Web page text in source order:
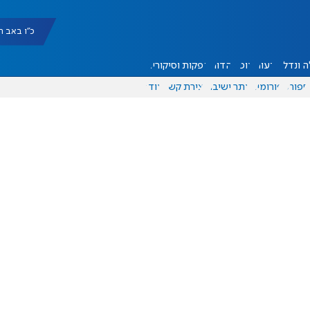
כ"ו באב
ונדל"ן דעות אוכל יהדות הפקות וסיקורים
ספורט פורומים אתר ישיבה יצירת קשר עוד